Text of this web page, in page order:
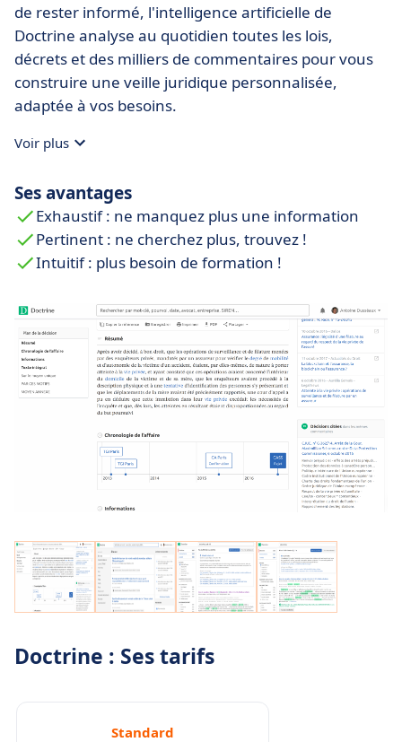
de rester informé, l'intelligence artificielle de
Doctrine analyse au quotidien toutes les lois,
décrets et des milliers de commentaires pour vous
construire une veille juridique personnalisée,
adaptée à vos besoins.
Voir plus
Ses avantages
Exhaustif : ne manquez plus une information
Pertinent : ne cherchez plus, trouvez !
Intuitif : plus besoin de formation !
Doctrine : Ses tarifs
Standard